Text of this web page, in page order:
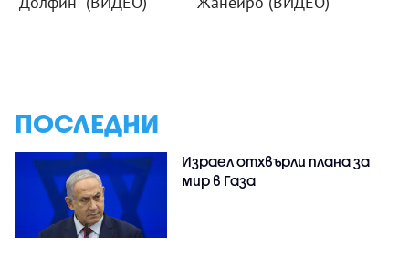
ПОСЛЕДНИ
Израел отхвърли плана за
мир в Газа